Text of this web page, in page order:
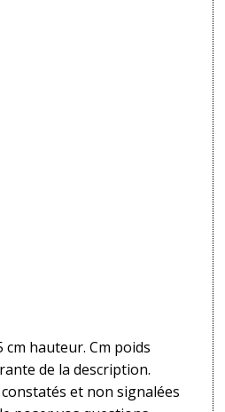
cm hauteur. Cm poids
de la description.
et non signalées